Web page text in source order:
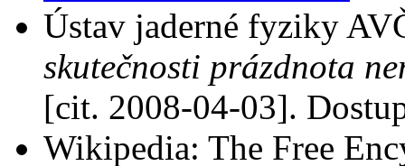
Ústav jaderné fyziky
skutečnosti prázdnota
[cit. 2008-04-03].
Wikipedia: The Free